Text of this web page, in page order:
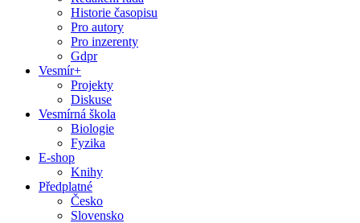
Historie časopisu
Pro autory
Pro inzerenty
Gdpr
Vesmír+
Projekty
Diskuse
Vesmírná škola
Biologie
Fyzika
E-shop
Knihy
Předplatné
Česko
Slovensko